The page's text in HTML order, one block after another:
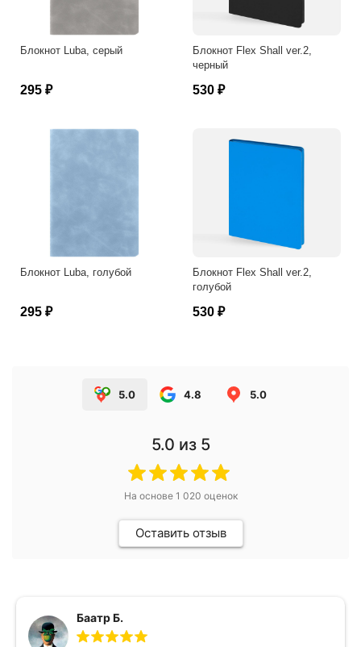
Блокнот Luba, серый
295 ₽
Блокнот Flex Shall ver.2,
черный
530 ₽
Блокнот Luba, голубой
295 ₽
Блокнот Flex Shall ver.2,
голубой
530 ₽
5.0 4.8 5.0
5.0 из 5
На основе 1 020 оценок
Оставить отзыв
Баатр Б.